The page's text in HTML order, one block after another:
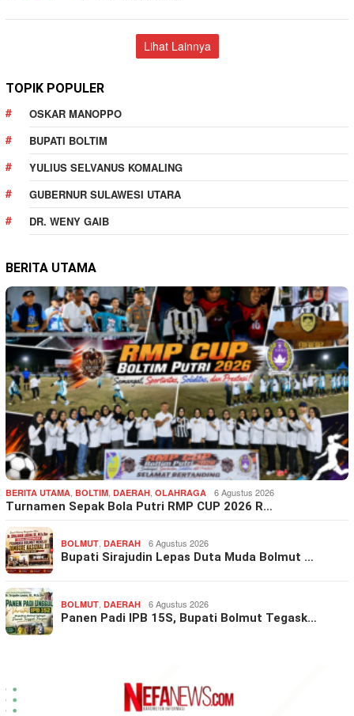
Lihat Lainnya
TOPIK POPULER
OSKAR MANOPPO
BUPATI BOLTIM
YULIUS SELVANUS KOMALING
GUBERNUR SULAWESI UTARA
DR. WENY GAIB
BERITA UTAMA
BERITA UTAMA, BOLTIM, DAERAH, OLAHRAGA 6 Agustus 2026
Turnamen Sepak Bola Putri RMP CUP 2026 R…
BOLMUT, DAERAH 6 Agustus 2026
Bupati Sirajudin Lepas Duta Muda Bolmut …
BOLMUT, DAERAH 6 Agustus 2026
Panen Padi IPB 15S, Bupati Bolmut Tegask…